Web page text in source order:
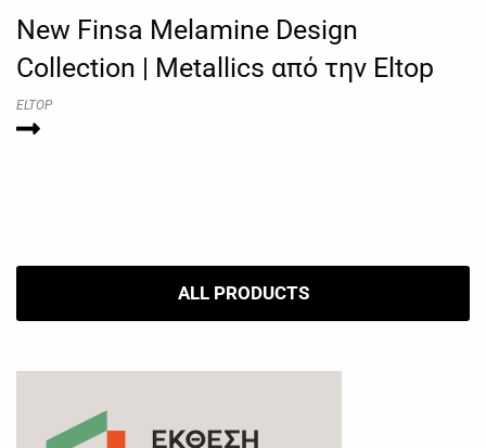
New Finsa Melamine Design
Collection | Metallics από την Eltop
ELTOP
ALL PRODUCTS